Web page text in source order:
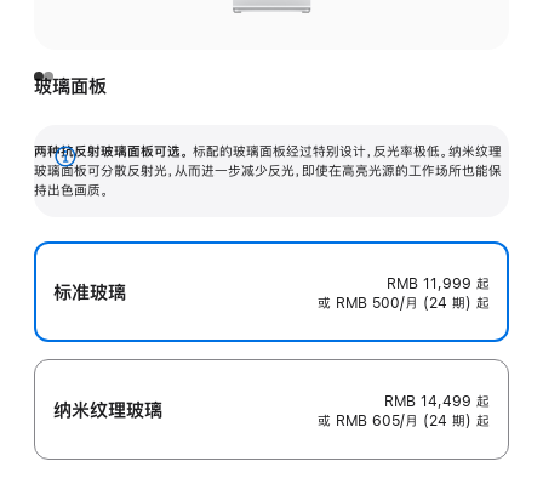
玻璃面板
两种抗反射玻璃面板可选。 标配的玻璃面板经过特别设计，反光率极低。纳米纹理
玻璃面板可分散反射光，从而进一步减少反光，即使在高亮光源的工作场所也能保
持出色画质。
展
开
标准玻璃 RMB 11,999 起
或 RMB 500/月 (24 期) 起
纳米纹理玻璃 RMB 14,499 起
或 RMB 605/月 (24 期) 起